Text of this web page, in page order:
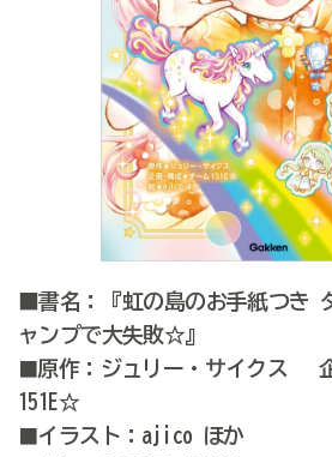
■書名：『虹の島のお手紙つき
ャンプで大失敗☆』
原作：ジュリー・サイクス
151E☆
イラスト：ajico ほか